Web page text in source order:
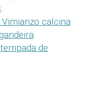
.
calcina
.
de